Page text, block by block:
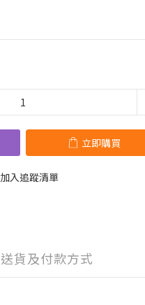
立即購買
加入追蹤清單
送貨及付款方式